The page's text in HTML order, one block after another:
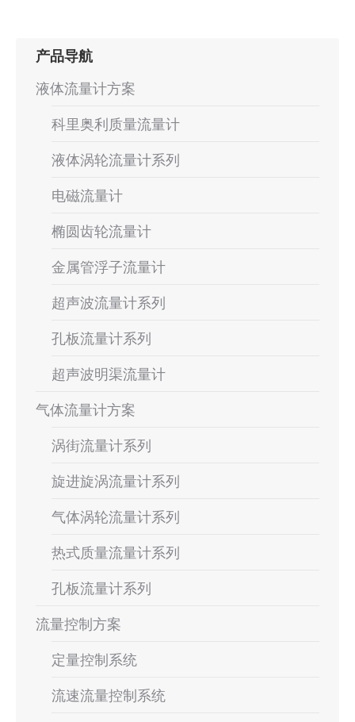
产品导航
液体流量计方案
科里奥利质量流量计
液体涡轮流量计系列
电磁流量计
椭圆齿轮流量计
金属管浮子流量计
超声波流量计系列
孔板流量计系列
超声波明渠流量计
气体流量计方案
涡街流量计系列
旋进旋涡流量计系列
气体涡轮流量计系列
热式质量流量计系列
孔板流量计系列
流量控制方案
定量控制系统
流速流量控制系统